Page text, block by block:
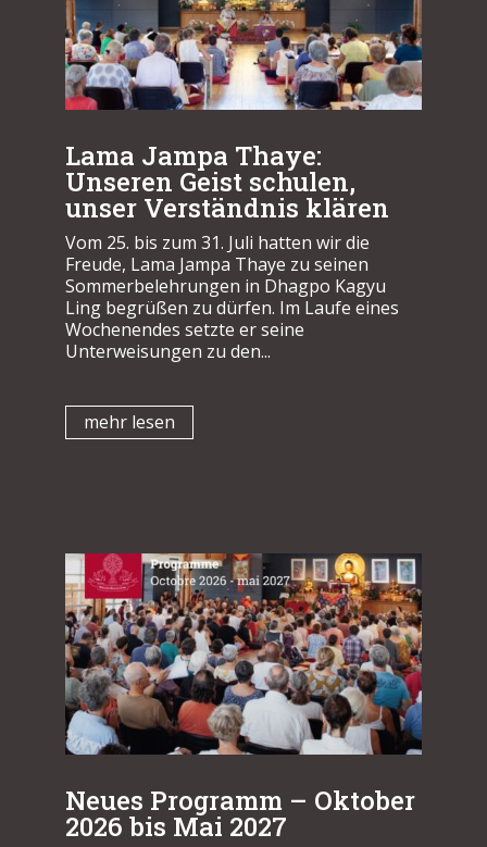
Lama Jampa Thaye:
Unseren Geist schulen,
unser Verständnis klären
Vom 25. bis zum 31. Juli hatten wir die
Freude, Lama Jampa Thaye zu seinen
Sommerbelehrungen in Dhagpo Kagyu
Ling begrüßen zu dürfen. Im Laufe eines
Wochenendes setzte er seine
Unterweisungen zu den...
mehr lesen
Neues Programm – Oktober
2026 bis Mai 2027